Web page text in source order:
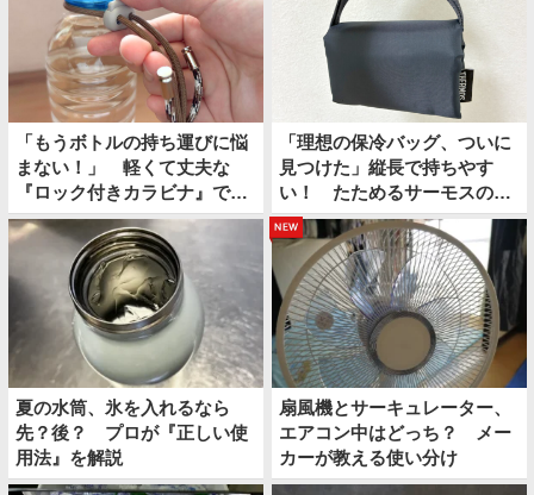
「もうボトルの持ち運びに悩
まない！」 軽くて丈夫な
『ロック付きカラビナ』で夏
のお出かけが快適になる
「理想の保冷バッグ、ついに
見つけた」縦長で持ちやす
い！ たためるサーモスの保
冷ショッピングバッグ
夏の水筒、氷を入れるなら
先？後？ プロが『正しい使
用法』を解説
new
扇風機とサーキュレーター、
エアコン中はどっち？ メー
カーが教える使い分け